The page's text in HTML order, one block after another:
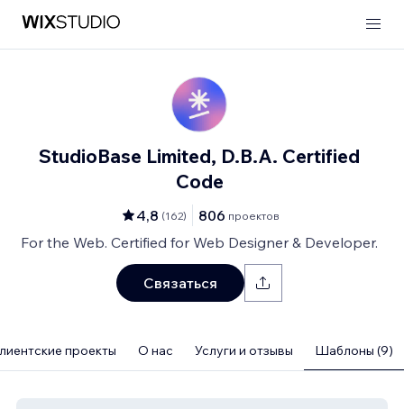
StudioBase Limited, D.B.A. Certified
Code
4,8 (162) 806 проектов
For the Web. Certified for Web Designer & Developer.
Связаться
проекты О нас Услуги и отзывы Шаблоны (9)